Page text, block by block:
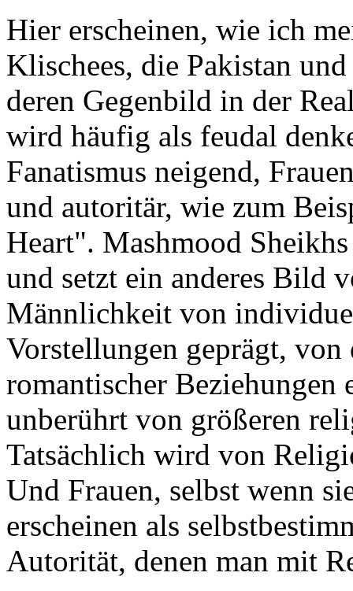
Hier erscheinen, wie ich
Klischees, die Pakistan
deren Gegenbild in der
wird häufig als feudal
Fanatismus neigend,
und autoritär, wie zum
Heart". Mashmood
und setzt ein anderes Bild
Männlichkeit von
Vorstellungen geprägt,
romantischer Beziehungen
unberührt von größeren
Tatsächlich wird von
Und Frauen, selbst wenn
erscheinen als
Autorität, denen man mit